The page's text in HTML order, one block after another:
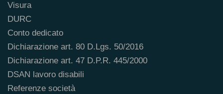
Visura
DURC
Conto dedicato
Dichiarazione art. 80 D.Lgs. 50/2016
Dichiarazione art. 47 D.P.R. 445/2000
DSAN lavoro disabili
Referenze società